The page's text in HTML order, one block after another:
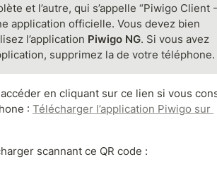
et l’autre, qui s’appelle “Piwigo Client -
application officielle. Vous devez bien
l’application Piwigo NG. Si vous avez
supprimez la de votre téléphone.
en cliquant sur ce lien si vous
: Télécharger l’application Piwigo sur
scannant ce QR code :